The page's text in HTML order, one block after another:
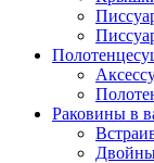
Раковины в